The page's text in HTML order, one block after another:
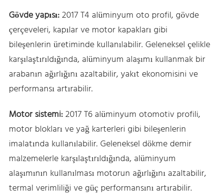
Gövde yapısı:2017 T4 alüminyum oto profil, gövde
çerçeveleri, kapılar ve motor kapakları gibi
bileşenlerin üretiminde kullanılabilir. Geleneksel çelikle
karşılaştırıldığında, alüminyum alaşımı kullanmak bir
arabanın ağırlığını azaltabilir, yakıt ekonomisini ve
performansı artırabilir.
Motor sistemi:2017 T6 alüminyum otomotiv profili,
motor blokları ve yağ karterleri gibi bileşenlerin
imalatında kullanılabilir. Geleneksel dökme demir
malzemelerle karşılaştırıldığında, alüminyum
alaşımının kullanılması motorun ağırlığını azaltabilir,
termal verimliliği ve güç performansını artırabilir.